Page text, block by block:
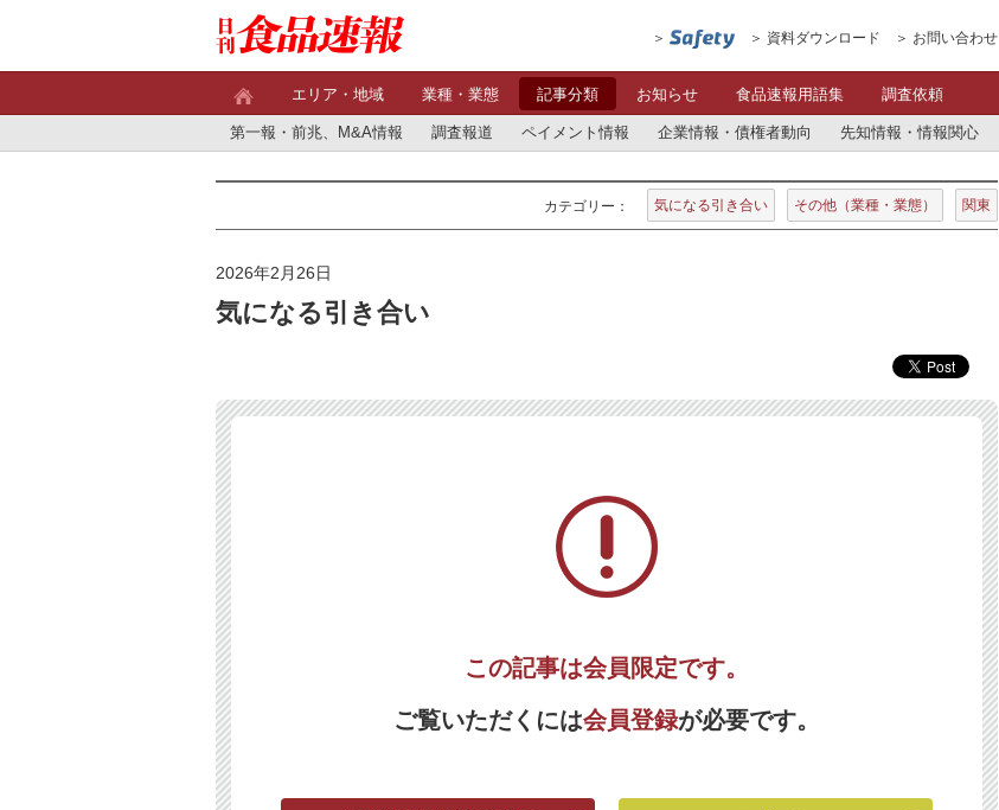
資料ダウンロード お問い合わせ
エリア・地域 業種・業態 記事分類 お知らせ 食品速報用語集 調査依頼
第一報・前兆、M&A情報 調査報道 ペイメント情報 企業情報・債権者動向 先知情報・情報関心
カテゴリー： 気になる引き合い その他（業種・業態） 関東
2026年2月26日
気になる引き合い
この記事は会員限定です。
ご覧いただくには会員登録が必要です。